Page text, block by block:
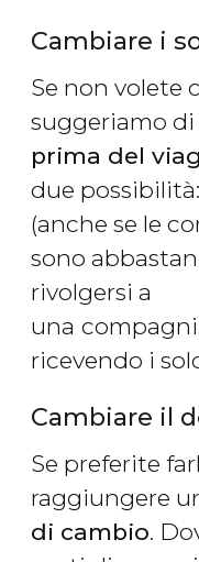
Cambiare i
Se non volete
suggeriamo di
prima del
due
(anche se le
sono
rivolgersi a
una
ricevendo i
Cambiare il
Se preferite
raggiungere
di cambio.